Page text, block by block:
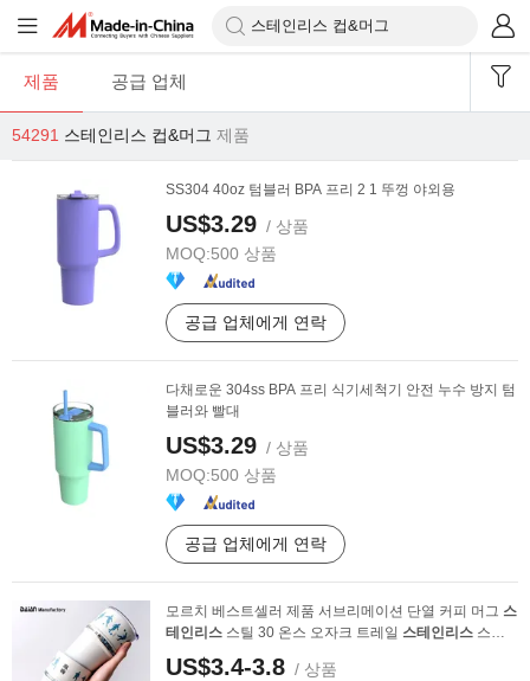
제품 공급 업체
54291 스테인리스 컵&머그 제품
SS304 40oz 텀블러 BPA 프리 2 1 뚜껑 야외용
US$3.29 / 상품
MOQ:500 상품
공급 업체에게 연락
다채로운 304ss BPA 프리 식기세척기 안전 누수 방지 텀
블러와 빨대
US$3.29 / 상품
MOQ:500 상품
공급 업체에게 연락
모르치 베스트셀러 제품 서브리메이션 단열 커피 머그 스
테인리스 스틸 30 온스 오자크 트레일 스테인리스 스틸
US$3.4-3.8 / 상품